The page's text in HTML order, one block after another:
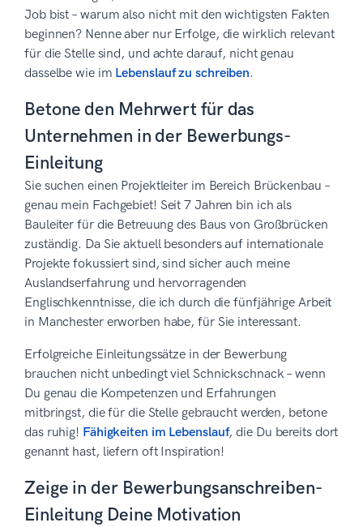
Job bist – warum also nicht mit den wichtigsten Fakten
beginnen? Nenne aber nur Erfolge, die wirklich relevant
für die Stelle sind, und achte darauf, nicht genau
dasselbe wie im Lebenslauf zu schreiben.
Betone den Mehrwert für das
Unternehmen in der Bewerbungs-
Einleitung
Sie suchen einen Projektleiter im Bereich Brückenbau –
genau mein Fachgebiet! Seit 7 Jahren bin ich als
Bauleiter für die Betreuung des Baus von Großbrücken
zuständig. Da Sie aktuell besonders auf internationale
Projekte fokussiert sind, sind sicher auch meine
Auslandserfahrung und hervorragenden
Englischkenntnisse, die ich durch die fünfjährige Arbeit
in Manchester erworben habe, für Sie interessant.
Erfolgreiche Einleitungssätze in der Bewerbung
brauchen nicht unbedingt viel Schnickschnack – wenn
Du genau die Kompetenzen und Erfahrungen
mitbringst, die für die Stelle gebraucht werden, betone
das ruhig! Fähigkeiten im Lebenslauf, die Du bereits dort
genannt hast, liefern oft Inspiration!
Zeige in der Bewerbungsanschreiben-
Einleitung Deine Motivation